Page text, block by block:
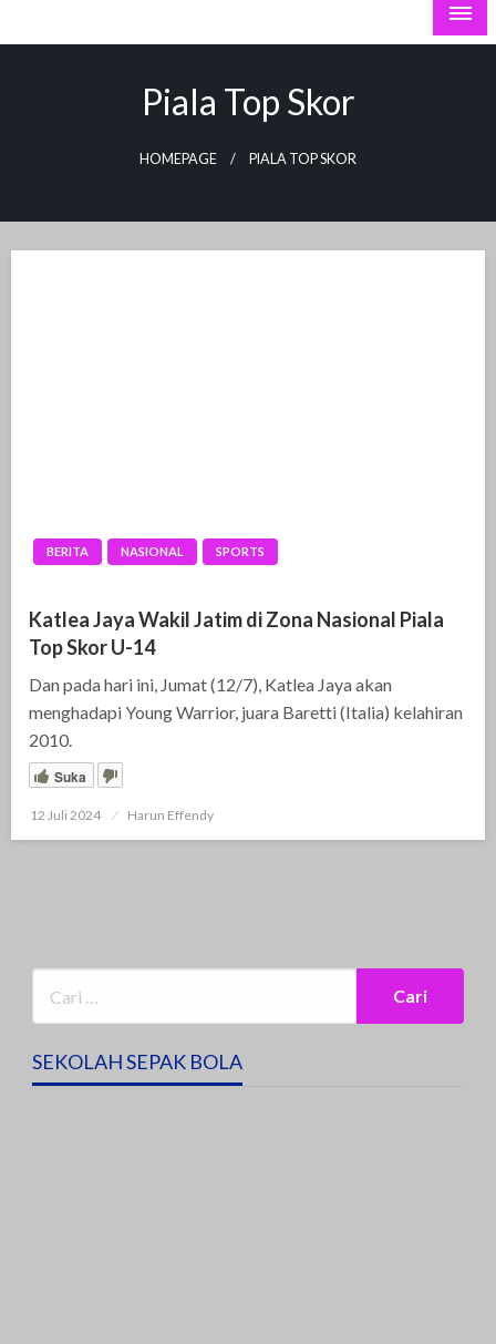
PSGnews
the Lava Pijar
Piala Top Skor
HOMEPAGE PIALA TOP SKOR
BERITA NASIONAL SPORTS
Katlea Jaya Wakil Jatim di Zona Nasional Piala
Top Skor U-14
Dan pada hari ini, Jumat (12/7), Katlea Jaya akan
menghadapi Young Warrior, juara Baretti (Italia) kelahiran
2010.
Suka
Posted
12 Juli 2024 Harun Effendy
SEKOLAH SEPAK BOLA